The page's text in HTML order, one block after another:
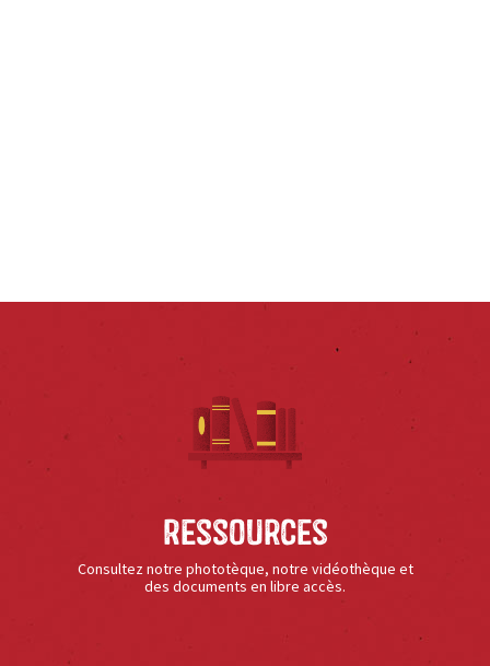
Ressources
Consultez notre phototèque, notre vidéothèque et
des documents en libre accès.